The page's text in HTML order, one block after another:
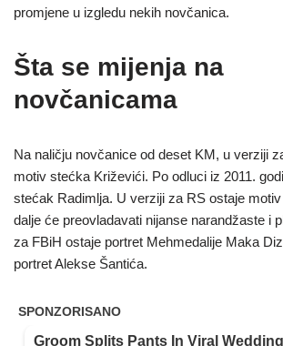
promjene u izgledu nekih novčanica.
Šta se mijenja na
novčanicama
Na naličju novčanice od deset KM, u verziji
motiv stećka Križevići. Po odluci iz 2011.
stećak Radimlja. U verziji za RS ostaje
dalje će preovladavati nijanse narandžaste i
za FBiH ostaje portret Mehmedalije Maka
portret Alekse Šantića.